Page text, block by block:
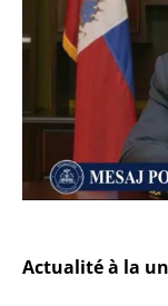
Actualité à la